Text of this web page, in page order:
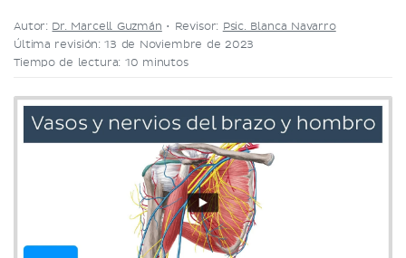
Autor: Dr. Marcell Guzmán • Revisor: Psic. Blanca Navarro
Última revisión: 13 de Noviembre de 2023
Tiempo de lectura: 10 minutos